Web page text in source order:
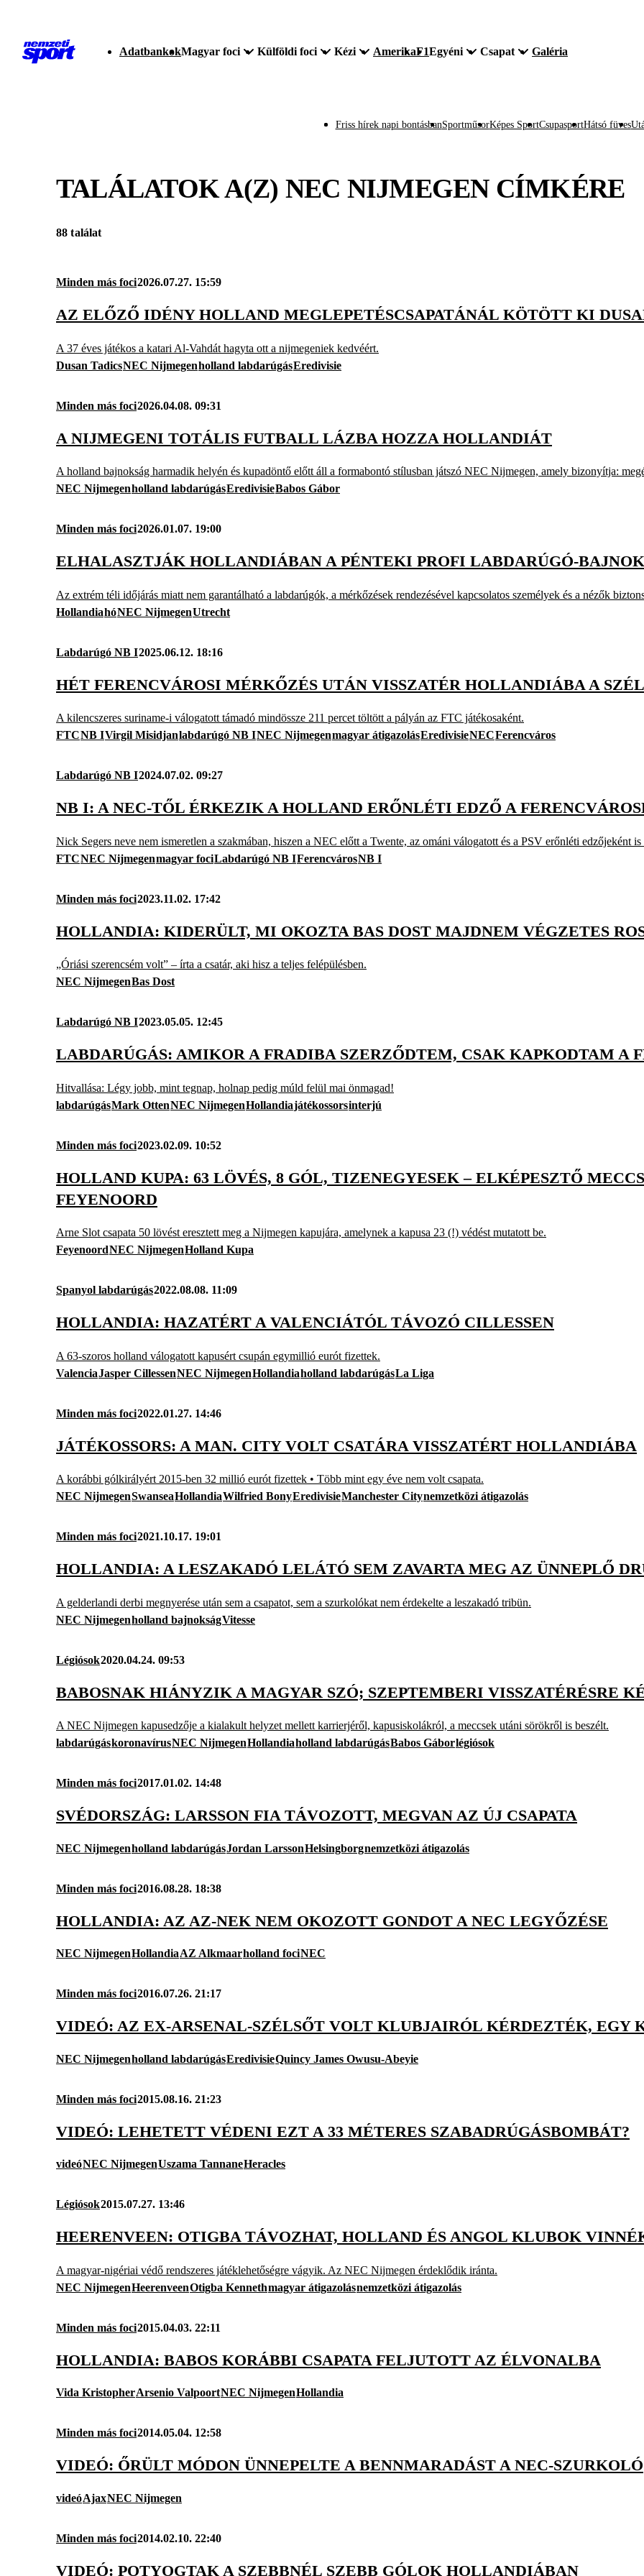
AdatbankokMagyar foci Külföldi foci Kézi AmerikaF1Egyéni Csapat Galéria
Friss hírek napi bontásbanSportműsorKépes SportCsupasportHátsó füves
TALÁLATOK A(Z) NEC NIJMEGENCÍMKÉRE
88 találat
Minden más foci2026.07.27. 15:59
AZ ELŐZŐ IDÉNY HOLLAND MEGLEPETÉSCSAPATÁNÁL KÖTÖTT KI
A 37 éves játékos a katari Al-Vahdát hagyta ott a nijmegeniek kedvéért.
Dusan TadicsNEC Nijmegenholland labdarúgásEredivisie
Minden más foci2026.04.08. 09:31
A NIJMEGENI TOTÁLIS FUTBALL LÁZBA HOZZA HOLLANDIÁT
A holland bajnokság harmadik helyén és kupadöntő előtt áll a formabontó stílusban játszó NEC Nijmegen, amely bizonyítja:
NEC Nijmegenholland labdarúgásEredivisieBabos Gábor
Minden más foci2026.01.07. 19:00
ELHALASZTJÁK HOLLANDIÁBAN A PÉNTEKI PROFI LABDARÚGÓ-
Az extrém téli időjárás miatt nem garantálható a labdarúgók, a mérkőzések rendezésével kapcsolatos személyek és a nézők
HollandiahóNEC NijmegenUtrecht
Labdarúgó NB I2025.06.12. 18:16
HÉT FERENCVÁROSI MÉRKŐZÉS UTÁN VISSZATÉR HOLLANDIÁBA A
A kilencszeres suriname-i válogatott támadó mindössze 211 percet töltött a pályán az FTC játékosaként.
FTCNB IVirgil Misidjanlabdarúgó NB INEC Nijmegenmagyar átigazolásEredivisieNECFerencváros
Labdarúgó NB I2024.07.02. 09:27
NB I: A NEC-TŐL ÉRKEZIK A HOLLAND ERŐNLÉTI EDZŐ A
Nick Segers neve nem ismeretlen a szakmában, hiszen a NEC előtt a Twente, az ománi válogatott és a PSV erőnléti edzőjeként
FTCNEC Nijmegenmagyar fociLabdarúgó NB IFerencvárosNB I
Minden más foci2023.11.02. 17:42
HOLLANDIA: KIDERÜLT, MI OKOZTA BAS DOST MAJDNEM VÉGZETES
„Óriási szerencsém volt” – írta a csatár, aki hisz a teljes felépülésben.
NEC NijmegenBas Dost
Labdarúgó NB I2023.05.05. 12:45
LABDARÚGÁS: AMIKOR A FRADIBA SZERZŐDTEM, CSAK KAPKODTAM A
Hitvallása: Légy jobb, mint tegnap, holnap pedig múld felül mai önmagad!
labdarúgásMark OttenNEC NijmegenHollandiajátékossorsinterjú
Minden más foci2023.02.09. 10:52
HOLLAND KUPA: 63 LÖVÉS, 8 GÓL, TIZENEGYESEK – ELKÉPESZTŐ
FEYENOORD
Arne Slot csapata 50 lövést eresztett meg a Nijmegen kapujára, amelynek a kapusa 23 (!) védést mutatott be.
FeyenoordNEC NijmegenHolland Kupa
Spanyol labdarúgás2022.08.08. 11:09
HOLLANDIA: HAZATÉRT A VALENCIÁTÓL TÁVOZÓ CILLESSEN
A 63-szoros holland válogatott kapusért csupán egymillió eurót fizettek.
ValenciaJasper CillessenNEC NijmegenHollandiaholland labdarúgásLa Liga
Minden más foci2022.01.27. 14:46
JÁTÉKOSSORS: A MAN. CITY VOLT CSATÁRA VISSZATÉRT HOLLANDIÁBA
A korábbi gólkirályért 2015-ben 32 millió eurót fizettek • Több mint egy éve nem volt csapata.
NEC NijmegenSwanseaHollandiaWilfried BonyEredivisieManchester Citynemzetközi átigazolás
Minden más foci2021.10.17. 19:01
HOLLANDIA: A LESZAKADÓ LELÁTÓ SEM ZAVARTA MEG AZ ÜNNEPLŐ
A gelderlandi derbi megnyerése után sem a csapatot, sem a szurkolókat nem érdekelte a leszakadó tribün.
NEC Nijmegenholland bajnokságVitesse
Légiósok2020.04.24. 09:53
BABOSNAK HIÁNYZIK A MAGYAR SZÓ; SZEPTEMBERI VISSZATÉRÉSRE
A NEC Nijmegen kapusedzője a kialakult helyzet mellett karrierjéről, kapusiskolákról, a meccsek utáni sörökről is beszélt.
labdarúgáskoronavírusNEC NijmegenHollandiaholland labdarúgásBabos Gáborlégiósok
Minden más foci2017.01.02. 14:48
SVÉDORSZÁG: LARSSON FIA TÁVOZOTT, MEGVAN AZ ÚJ CSAPATA
NEC Nijmegenholland labdarúgásJordan LarssonHelsingborgnemzetközi átigazolás
Minden más foci2016.08.28. 18:38
HOLLANDIA: AZ AZ-NEK NEM OKOZOTT GONDOT A NEC LEGYŐZÉSE
NEC NijmegenHollandiaAZ Alkmaarholland fociNEC
Minden más foci2016.07.26. 21:17
VIDEÓ: AZ EX-ARSENAL-SZÉLSŐT VOLT KLUBJAIRÓL KÉRDEZTÉK, EGY
NEC Nijmegenholland labdarúgásEredivisieQuincy James Owusu-Abeyie
Minden más foci2015.08.16. 21:23
VIDEÓ: LEHETETT VÉDENI EZT A 33 MÉTERES SZABADRÚGÁSBOMBÁT?
videóNEC NijmegenUszama TannaneHeracles
Légiósok2015.07.27. 13:46
HEERENVEEN: OTIGBA TÁVOZHAT, HOLLAND ÉS ANGOL KLUBOK
A magyar-nigériai védő rendszeres játéklehetőségre vágyik. Az NEC Nijmegen érdeklődik iránta.
NEC NijmegenHeerenveenOtigba Kennethmagyar átigazolásnemzetközi átigazolás
Minden más foci2015.04.03. 22:11
HOLLANDIA: BABOS KORÁBBI CSAPATA FELJUTOTT AZ ÉLVONALBA
Vida KristopherArsenio ValpoortNEC NijmegenHollandia
Minden más foci2014.05.04. 12:58
VIDEÓ: ŐRÜLT MÓDON ÜNNEPELTE A BENNMARADÁST A NEC-SZURKOLÓ
videóAjaxNEC Nijmegen
Minden más foci2014.02.10. 22:40
VIDEÓ: POTYOGTAK A SZEBBNÉL SZEBB GÓLOK HOLLANDIÁBAN